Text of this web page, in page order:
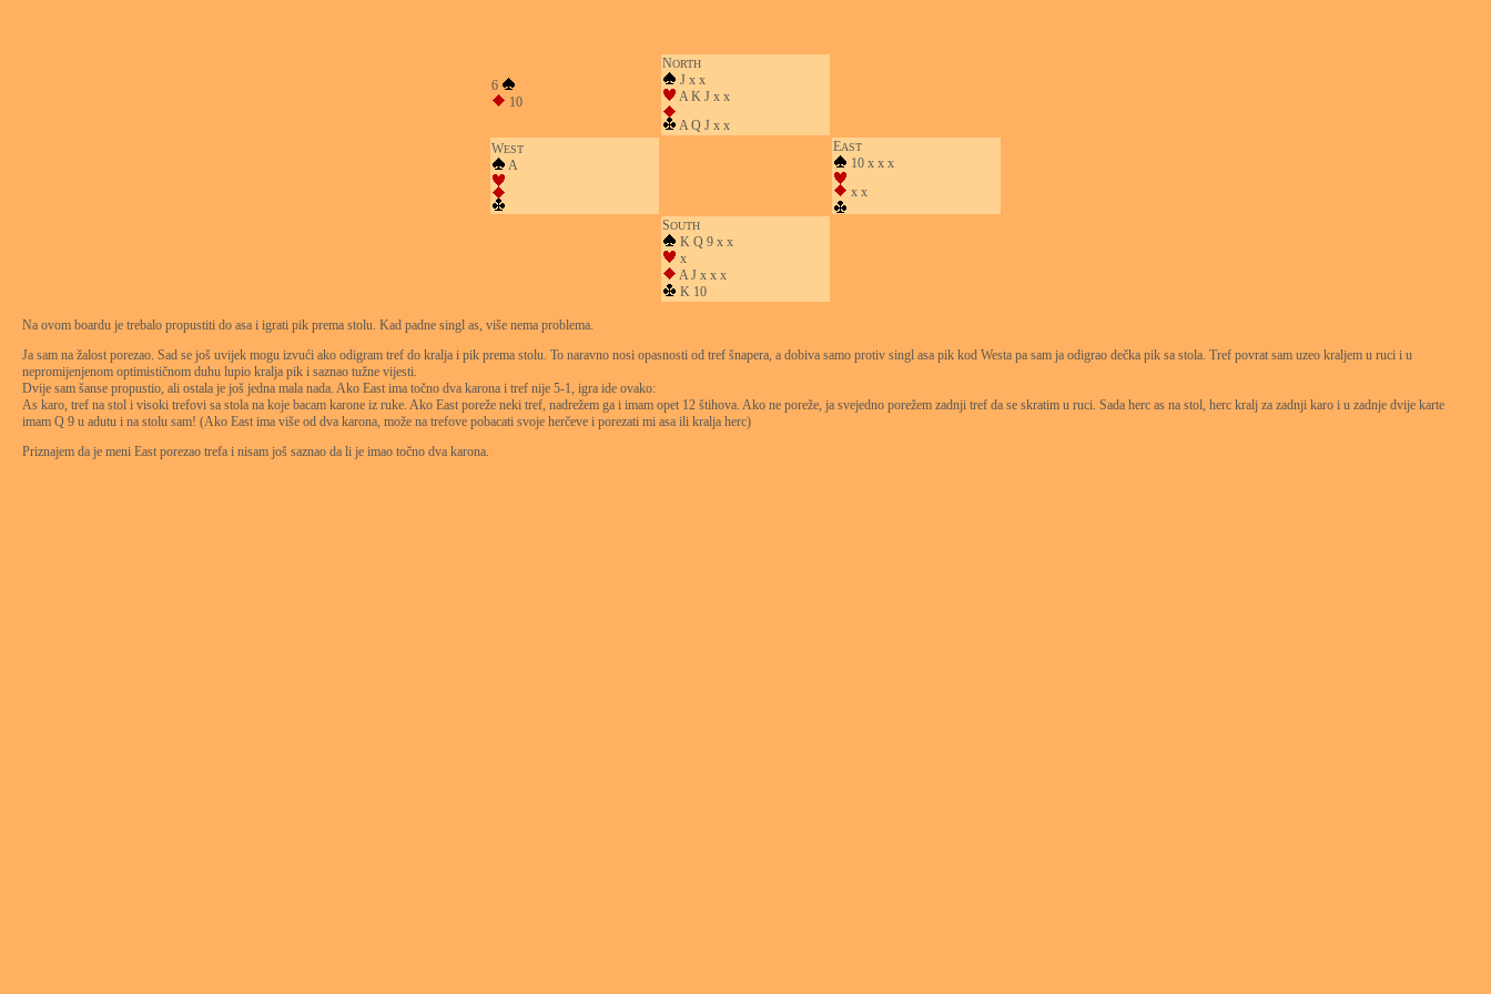
6
10
NORTH
J x x
A K J x x
A Q J x x
WEST
A
EAST
10 x x x
x x
SOUTH
K Q 9 x x
x
A J x x x
K 10
Na ovom boardu je trebalo propustiti do asa i igrati pik prema stolu. Kad padne singl as, više nema problema.
Ja sam na žalost porezao. Sad se još uvijek mogu izvući ako odigram tref do kralja i pik prema stolu. To naravno nosi opasnosti od tref šnapera, a dobiva samo protiv singl asa pik kod Westa pa sam ja odigrao dečka pik sa stola. Tref povrat sam uzeo kraljem u ruci i u
nepromijenjenom optimističnom duhu lupio kralja pik i saznao tužne vijesti.
Dvije sam šanse propustio, ali ostala je još jedna mala nada. Ako East ima točno dva karona i tref nije 5-1, igra ide ovako:
As karo, tref na stol i visoki trefovi sa stola na koje bacam karone iz ruke. Ako East poreže neki tref, nadrežem ga i imam opet 12 štihova. Ako ne poreže, ja svejedno porežem zadnji tref da se skratim u ruci. Sada herc as na stol, herc kralj za zadnji karo i u zadnje dvije karte
imam Q 9 u adutu i na stolu sam! (Ako East ima više od dva karona, može na trefove pobacati svoje herčeve i porezati mi asa ili kralja herc)
Priznajem da je meni East porezao trefa i nisam još saznao da li je imao točno dva karona.